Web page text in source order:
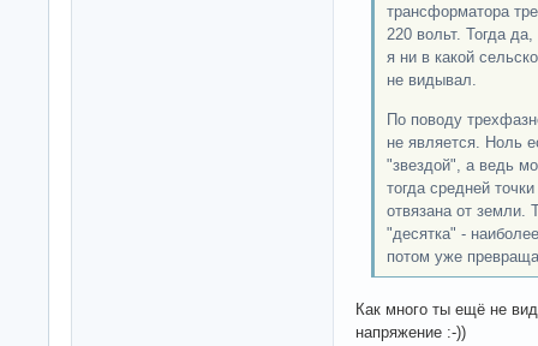
трансформатора
220 вольт. Тогда
я ни в какой
не видывал.
По поводу
не является. Ноль
"звездой", а ведь
тогда средней
отвязана от земли.
"десятка" -
потом уже
Как много ты ещё не
напряжение :-))